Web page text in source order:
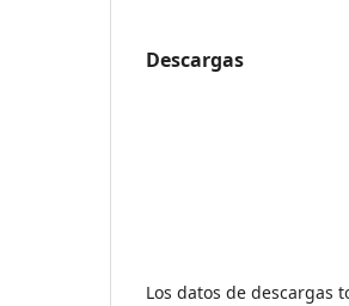
Descargas
Los datos de descargas